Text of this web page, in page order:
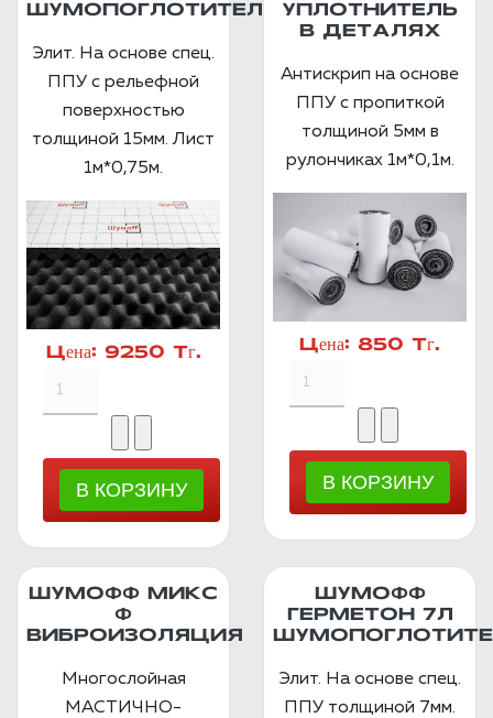
ШУМОПОГЛОТИТЕЛЬ
Элит. На основе спец.
ППУ с рельефной
поверхностью
толщиной 15мм. Лист
1м*0,75м.
Цена: 9250 Тг.
УПЛОТНИТЕЛЬ
В ДЕТАЛЯХ
Антискрип на основе
ППУ с пропиткой
толщиной 5мм в
рулончиках 1м*0,1м.
Цена: 850 Тг.
ШУМОФФ МИКС
Ф
ВИБРОИЗОЛЯЦИЯ
Многослойная
МАСТИЧНО-
ШУМОФФ
ГЕРМЕТОН 7Л
Элит. На основе спец.
ППУ толщиной 7мм.